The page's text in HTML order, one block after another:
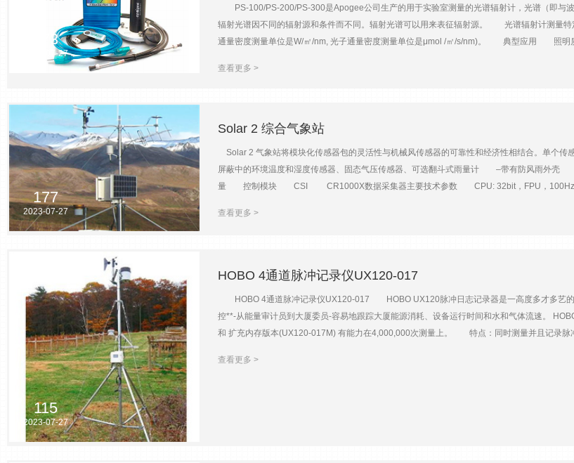
此可以转换校准以代表人体红斑作用谱或其他生物作用谱（见附录 G）。夏季满量程
校正扩散器。 l 独立关闭加热器供应和探测器供应。 l 脱水和密封。 l 传感器温度
谱范围UVR1-T2：280-400nm（总紫外线）UVR1-A2：315-400nm（UV-A）UVR1-B2：
+放大器;25 毫米辐照度：UVR1-T2UVR1-A2UVR1-B20-95 W.m-20-90 W.m-20-6 Wm-2, 0-
40°C）30°C （ 用于-30°C 至+ 25°C 的环境）40°C（用于-15°C 至+ 35°C 的环境）50°C（
10％至 60％；0.02Hz 至 0.1Hz冷却时间常数5°C /分钟15 分钟（63％）电源要求（加热器
+检测器关闭：<1mA温度信号（检测器/过滤器）；准确性10mV /°C（例如：0.4V = 40°C）
融石英气泡水平分辨率0.2°干燥剂无毒硅胶
173
2023-07-27
PS-100/PS-200/PS-300是Apogee公司生产的用于实验室测量的光谱辐射计，光谱（即与
辐射光谱因不同的辐射源和条件而不同。辐射光谱可以用来表征辐射源。 光谱辐射计测量
通量密度测量单位是W/㎡/nm, 光子通量密度测量单位是μmol /㎡/s/nm)。 典型应用 照明
1000nm300-850nm300-1000nm光谱波长范围350-1150nm190-850nm220-1100nm波长分
65s1ms - 65s方向（余弦）响应±5%（在天顶角80°时）±5%（在天顶角80°时）±5%（在天
用USB数据线供电操作温度0～+60℃0～+60℃0～+60℃光 缆2m铠装光纤2m铠装光纤2m铠
500g900g900g
查看更多 >
177
2023-07-27
Solar 2 综合气象站
Solar 2 气象站将模块化传感器包的灵活性与机械风传感器的可靠性和经济性相结合。单
屏蔽中的环境温度和湿度传感器、固态气压传感器、可选翻斗式雨量计 –带有防风雨
量 控制模块 CSI CR1000X数据采集器主要技术参数 CPU: 32bit，FPU，100Hz
（标准），-55℃~85℃（扩展） 模拟输入: 16个单端通道（8个差分） 控制端子: 数字I/O
±(1.4±0.032×)%RH(-60°~-40°C) ±(1.2±0.012×)%RH(-40°~-20°C) ±(1.0+0.008×读
灵敏度5 to 15 µV/W/m²响应时间< 18 s窗口加热偏移< 15 W/m²零点偏移B< 5 W/m²灵敏度的
0 to 1 V mV/Wm² 气压 YOUNG 气压传感器在广泛的压力（500 至 1100 hPa）和温度范
置，以满足各种应用： 61402V 型提供0-5 VDC 和 RS-232 输出 61402L 型提供4-20 mA
查看更多 >
115
2023-07-27
HOBO 4通道脉冲记录仪UX120-017
HOBO 4通道脉冲记录仪UX120-017 HOBO UX120脉冲日志记录器是一高度多才多艺的
控**-从能量审计员到大厦委员-容易地跟踪大厦能源消耗、设备运行时间和水和气体流速。
和 扩充内存版本(UX120-017M) 有能力在4,000,000次测量上。 特点：同时测量并且记录脉
量功率因素(PF)，无功功率(VAR)，瓦特时(Wh)和更多。 环境： UX120-017数据列表
查看更多 >